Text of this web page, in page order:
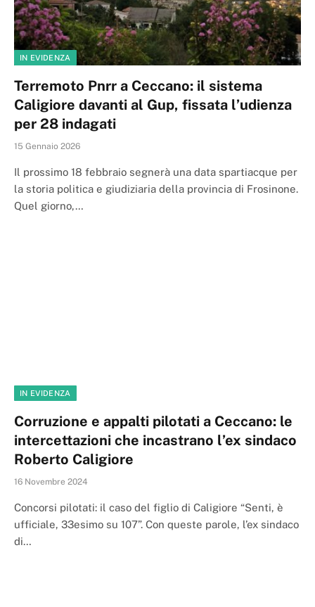
IN EVIDENZA
Terremoto Pnrr a Ceccano: il sistema
Caligiore davanti al Gup, fissata l’udienza
per 28 indagati
15 Gennaio 2026
Il prossimo 18 febbraio segnerà una data spartiacque per
la storia politica e giudiziaria della provincia di Frosinone.
Quel giorno,…
IN EVIDENZA
Corruzione e appalti pilotati a Ceccano: le
intercettazioni che incastrano l’ex sindaco
Roberto Caligiore
16 Novembre 2024
Concorsi pilotati: il caso del figlio di Caligiore “Senti, è
ufficiale, 33esimo su 107”. Con queste parole, l’ex sindaco
di…